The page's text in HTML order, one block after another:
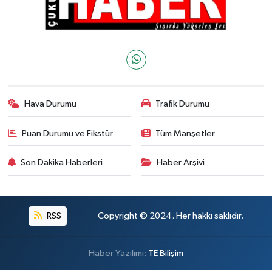
Hava Durumu Trafik Durumu
Puan Durumu ve Fikstür Tüm Manşetler
Son Dakika Haberleri Haber Arşivi
RSS Copyright © 2024. Her hakkı saklıdır.
Haber Yazılımı: TE Bilişim